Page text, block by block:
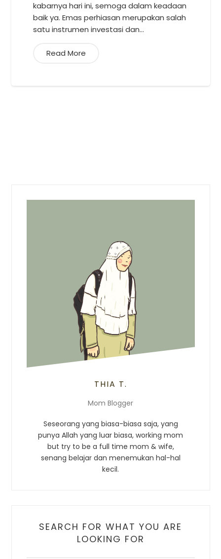
kabarnya hari ini, semoga dalam keadaan
baik ya. Emas perhiasan merupakan salah
satu instrumen investasi dan…
Read More
THIA T.
Mom Blogger
Seseorang yang biasa-biasa saja, yang
punya Allah yang luar biasa, working mom
but try to be a full time mom & wife,
senang belajar dan menemukan hal-hal
kecil.
SEARCH FOR WHAT YOU ARE
LOOKING FOR